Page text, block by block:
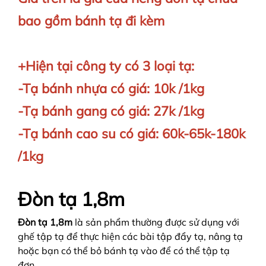
bao gồm bánh tạ đi kèm
+Hiện tại công ty có 3 loại tạ:
-Tạ bánh nhựa có giá: 10k /1kg
-Tạ bánh gang có giá: 27k /1kg
-Tạ bánh cao su có giá: 60k-65k-180k
/1kg
Đòn tạ 1,8m
Đòn tạ 1,8m là sản phẩm thường được sử dụng với
ghế tập tạ để thực hiện các bài tập đẩy tạ, nâng tạ
hoặc bạn có thể bỏ bánh tạ vào để có thể tập tạ